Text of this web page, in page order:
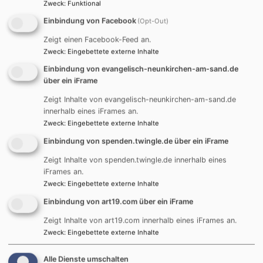
Christen bedrohen, stellt sich die Frage: Was
bedeutet unser Glaube heute, wenn wir „Stille
Nacht, Heilige Nacht“ singen?
erinnert uns daran, über die empfangene
gemacht, dass irdische Sünder ihm zum ersten
Mal begegnen können. Hosiannah wurde
gesungen und der Friede auf Erden verkündet.
Heute zerstören menschliches Ego und Gier
den wahren Sinn des Friedens.
unserer Verbundenheit stark sein und
gemeinsam für eine bessere Zukunft und eine
bessere kommende Generation beten.
Herzliche Grüße an alle. Wir freuen uns darauf,
Euch im März 2026 zu sehen.
Frohe Weihnachten 2025 und ein erfolgreiches
Jahr 2026! Kedabing."
Bischof Lucas wird amSonntag, 15. März, 10:00
Zweck: Funktional
Einbindung von Facebook (Opt-Out)
Zeigt einen Facebook-Feed an.
Zweck: Eingebettete externe Inhalte
Einbindung von evangelisch-neunkirchen-am-sand.de
über ein iFrame
Zeigt Inhalte von evangelisch-neunkirchen-am-sand.de
innerhalb eines iFrames an.
Zweck: Eingebettete externe Inhalte
Einbindung von spenden.twingle.de über ein iFrame
Zeigt Inhalte von spenden.twingle.de innerhalb eines
iFrames an.
Zweck: Eingebettete externe Inhalte
Einbindung von art19.com über ein iFrame
Zeigt Inhalte von art19.com innerhalb eines iFrames an.
Zweck: Eingebettete externe Inhalte
Alle Dienste umschalten